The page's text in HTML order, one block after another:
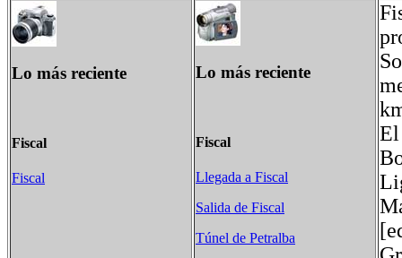
Lo más reciente
Fiscal
Fiscal
Lo más reciente
Fiscal
Llegada a Fiscal
Salida de Fiscal
Túnel de Petralba
El